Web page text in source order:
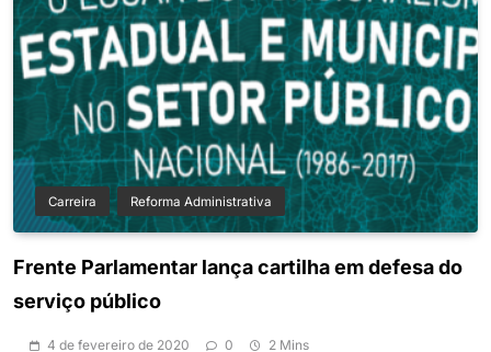
Carreira Reforma Administrativa
Frente Parlamentar lança cartilha em defesa do
serviço público
4 de fevereiro de 2020 0 2 Mins